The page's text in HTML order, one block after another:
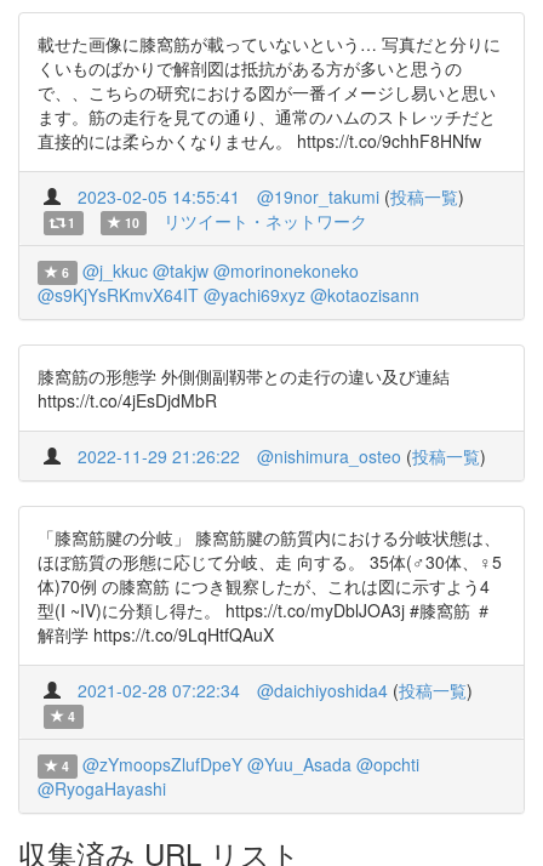
載せた画像に膝窩筋が載っていないという… 写真だと分りに
くいものばかりで解剖図は抵抗がある方が多いと思うの
で、、こちらの研究における図が一番イメージし易いと思い
ます。筋の走行を見ての通り、通常のハムのストレッチだと
直接的には柔らかくなりません。 https://t.co/9chhF8HNfw
2023-02-05 14:55:41 @19nor_takumi (投稿一覧)
1 10 リツイート・ネットワーク
6 @j_kkuc @takjw @morinonekoneko
@s9KjYsRKmvX64IT @yachi69xyz @kotaozisann
膝窩筋の形態学 外側側副靱帯との走行の違い及び連結
https://t.co/4jEsDjdMbR
2022-11-29 21:26:22 @nishimura_osteo (投稿一覧)
「膝窩筋腱の分岐」 膝窩筋腱の筋質内における分岐状態は、
ほぼ筋質の形態に応じて分岐、走 向する。 35体(♂30体、♀5
体)70例 の膝窩筋 につき観察したが、これは図に示すよう4
型(I ~IV)に分類し得た。 https://t.co/myDblJOA3j #膝窩筋 ＃
解剖学 https://t.co/9LqHtfQAuX
2021-02-28 07:22:34 @daichiyoshida4 (投稿一覧)
4
4 @zYmoopsZlufDpeY @Yuu_Asada @opchti
@RyogaHayashi
収集済み URL リスト